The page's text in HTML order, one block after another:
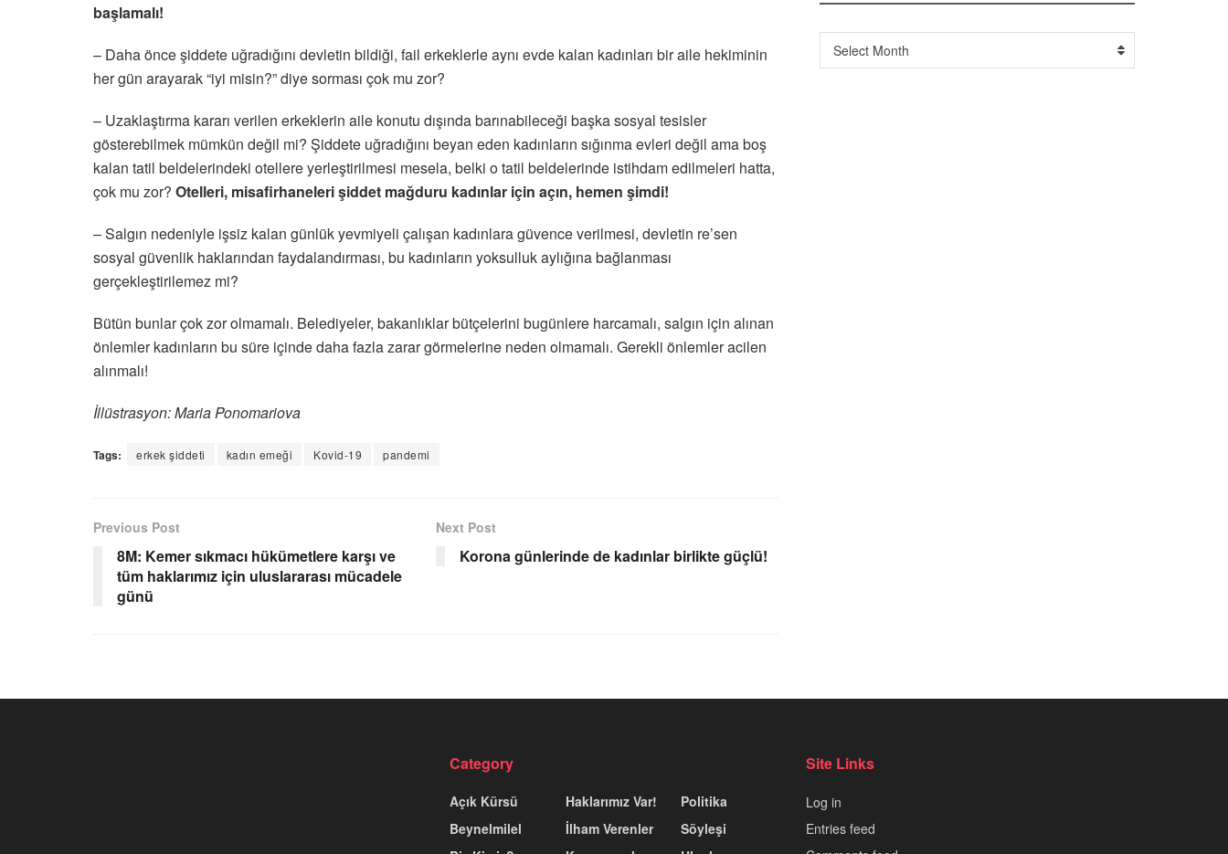
başlamalı!
– Daha önce şiddete uğradığını devletin bildiği, fail erkeklerle aynı evde kalan kadınları bir aile hekiminin
her gün arayarak “iyi misin?” diye sorması çok mu zor?
– Uzaklaştırma kararı verilen erkeklerin aile konutu dışında barınabileceği başka sosyal tesisler
gösterebilmek mümkün değil mi? Şiddete uğradığını beyan eden kadınların sığınma evleri değil ama boş
kalan tatil beldelerindeki otellere yerleştirilmesi mesela, belki o tatil beldelerinde istihdam edilmeleri hatta,
çok mu zor? Otelleri, misafirhaneleri şiddet mağduru kadınlar için açın, hemen şimdi!
– Salgın nedeniyle işsiz kalan günlük yevmiyeli çalışan kadınlara güvence verilmesi, devletin re’sen
sosyal güvenlik haklarından faydalandırması, bu kadınların yoksulluk aylığına bağlanması
gerçekleştirilemez mi?
Bütün bunlar çok zor olmamalı. Belediyeler, bakanlıklar bütçelerini bugünlere harcamalı, salgın için alınan
önlemler kadınların bu süre içinde daha fazla zarar görmelerine neden olmamalı. Gerekli önlemler acilen
alınmalı!
İllüstrasyon: Maria Ponomariova
Tags: erkek şiddeti kadın emeği Kovid-19 pandemi
Previous Post
8M: Kemer sıkmacı hükümetlere karşı ve
tüm haklarımız için uluslararası mücadele
günü
Next Post
Korona günlerinde de kadınlar birlikte güçlü!
ArşivSelect Month
Category
Açık Kürsü
Beynelmilel
Haklarımız Var!
İlham Verenler
Politika
Söyleşi
Site Links
Log in
Entries feed